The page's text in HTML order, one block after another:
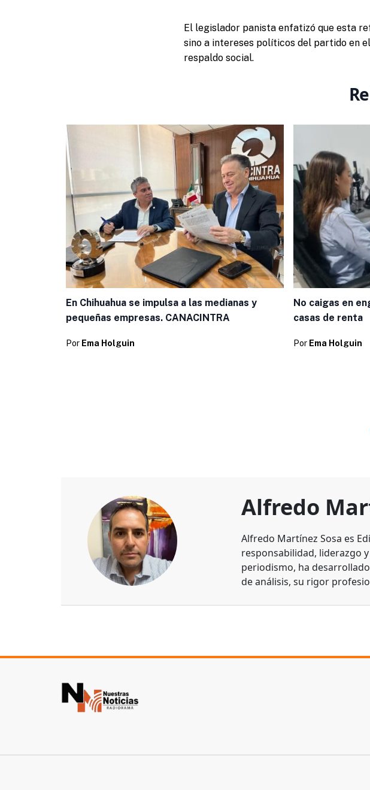
El legislador panista enfatizó que esta
sino a intereses políticos del partido en
respaldo social.
En Chihuahua se impulsa a las medianas y
pequeñas empresas. CANACINTRA
Por Ema Holguin
No caigas en
casas de renta
Por Ema Holguin
Alfredo
Alfredo Martínez Sosa es
responsabilidad, liderazgo
periodismo, ha
de análisis, su rigor